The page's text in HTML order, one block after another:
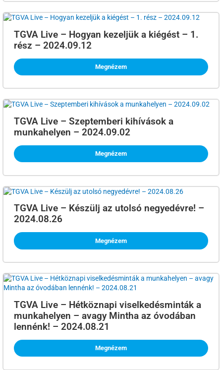
TGVA Live – Hogyan kezeljük a kiégést – 1.
rész – 2024.09.12
Megnézem
TGVA Live – Szeptemberi kihívások a
munkahelyen – 2024.09.02
Megnézem
TGVA Live – Készülj az utolsó negyedévre! –
2024.08.26
Megnézem
TGVA Live – Hétköznapi viselkedésminták a
munkahelyen – avagy Mintha az óvodában
lennénk! – 2024.08.21
Megnézem